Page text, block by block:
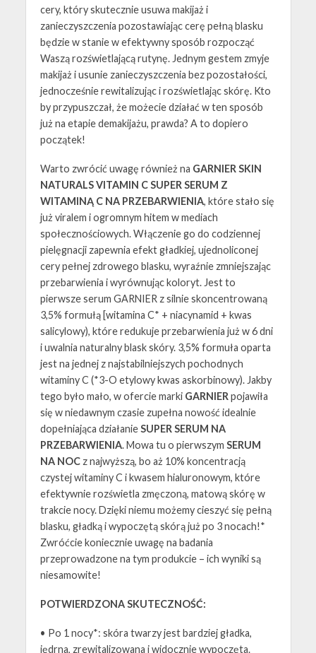
cery, który skutecznie usuwa makijaż i
zanieczyszczenia pozostawiając cerę pełną blasku
będzie w stanie w efektywny sposób rozpocząć
Waszą rozświetlającą rutynę. Jednym gestem zmyje
makijaż i usunie zanieczyszczenia bez pozostałości,
jednocześnie rewitalizując i rozświetlając skórę. Kto
by przypuszczał, że możecie działać w ten sposób
już na etapie demakijażu, prawda? A to dopiero
początek!
Warto zwrócić uwagę również na GARNIER SKIN
NATURALS VITAMIN C SUPER SERUM Z
WITAMINĄ C NA PRZEBARWIENIA, które stało się
już viralem i ogromnym hitem w mediach
społecznościowych. Włączenie go do codziennej
pielęgnacji zapewnia efekt gładkiej, ujednoliconej
cery pełnej zdrowego blasku, wyraźnie zmniejszając
przebarwienia i wyrównując koloryt. Jest to
pierwsze serum GARNIER z silnie skoncentrowaną
3,5% formułą [witamina C* + niacynamid + kwas
salicylowy), które redukuje przebarwienia już w 6 dni
i uwalnia naturalny blask skóry. 3,5% formuła oparta
jest na jednej z najstabilniejszych pochodnych
witaminy C (*3-O etylowy kwas askorbinowy). Jakby
tego było mało, w ofercie marki GARNIER pojawiła
się w niedawnym czasie zupełna nowość idealnie
dopełniająca działanieSUPER SERUM NA
PRZEBARWIENIA. Mowa tu o pierwszym SERUM
NA NOC z najwyższą, bo aż 10% koncentracją
czystej witaminy C i kwasem hialuronowym, które
efektywnie rozświetla zmęczoną, matową skórę w
trakcie nocy. Dzięki niemu możemy cieszyć się pełną
blasku, gładką i wypoczętą skórą już po 3 nocach!*
Zwróćcie koniecznie uwagę na badania
przeprowadzone na tym produkcie – ich wyniki są
niesamowite!
POTWIERDZONA SKUTECZNOŚĆ:
• Po 1 nocy*: skóra twarzy jest bardziej gładka,
jędrna, zrewitalizowana i widocznie wypoczęta.